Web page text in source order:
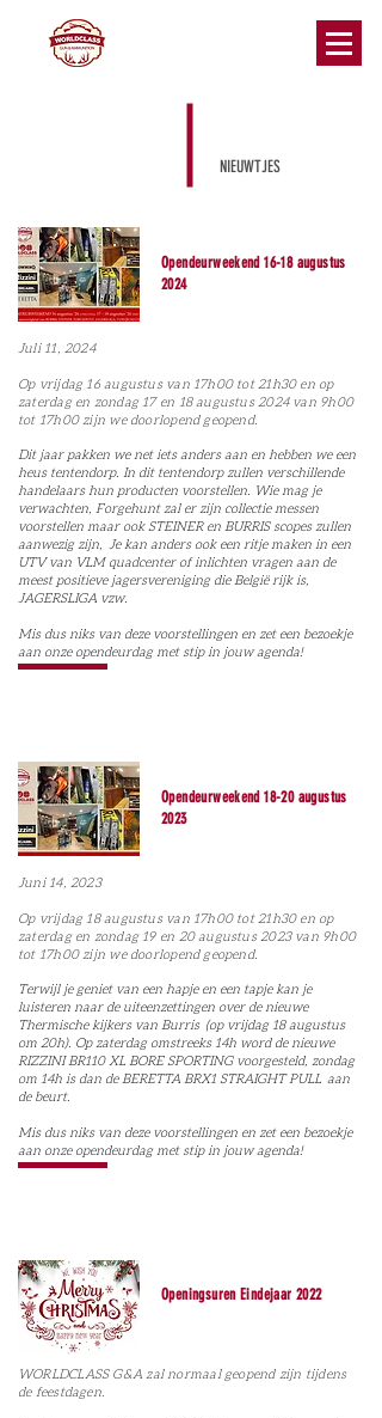
NIEUWTJES
Opendeurweekend 16-18 augustus
2024
Juli 11, 2024
Op vrijdag 16 augustus van 17h00 tot 21h30 en op
zaterdag en zondag 17 en 18 augustus 2024 van 9h00
tot 17h00 zijn we doorlopend geopend.
Dit jaar pakken we net iets anders aan en hebben we een
heus tentendorp. In dit tentendorp zullen verschillende
handelaars hun producten voorstellen. Wie mag je
verwachten, Forgehunt zal er zijn collectie messen
voorstellen maar ook STEINER en BURRIS scopes zullen
aanwezig zijn, Je kan anders ook een ritje maken in een
UTV van VLM quadcenter of inlichten vragen aan de
meest positieve jagersvereniging die België rijk is,
JAGERSLIGA vzw.
Mis dus niks van deze voorstellingen en zet een bezoekje
aan onze opendeurdag met stip in jouw agenda!
Opendeurweekend 18-20 augustus
2023
Juni 14, 2023
Op vrijdag 18 augustus van 17h00 tot 21h30 en op
zaterdag en zondag 19 en 20 augustus 2023 van 9h00
tot 17h00 zijn we doorlopend geopend.
Terwijl je geniet van een hapje en een tapje kan je
luisteren naar de uiteenzettingen over de nieuwe
Thermische kijkers van Burris (op vrijdag 18 augustus
om 20h). Op zaterdag omstreeks 14h word de nieuwe
RIZZINI BR110 XL BORE SPORTING voorgesteld, zondag
om 14h is dan de BERETTA BRX1 STRAIGHT PULL aan
de beurt.
Mis dus niks van deze voorstellingen en zet een bezoekje
aan onze opendeurdag met stip in jouw agenda!
Openingsuren Eindejaar 2022
WORLDCLASS G&A zal normaal geopend zijn tijdens
de feestdagen.